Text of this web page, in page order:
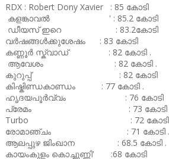
RDX : Robert Dony Xavier : 85 കോടി
കളങ്കാവൽ ' : 85.2 കോടി
ഡീയസ് ഇറെ : 83.2കോടി
വർഷങ്ങൾക്കുശേഷം : 83 കോടി
കണ്ണൂർ സ്ക്വാഡ് : 82 കോടി .
ആവേശം : 82 കോടി .
കുറുപ്പ് : 82 കോടി
കിഷ്കിണ്ഡകാണ്ഡം : 77 കോടി .
ഹൃദയപൂർവ്വം : 76 കോടി
പ്രേമം : 73 കോടി
Turbo : 72 കോടി
രോമാഞ്ചം : 71 കോടി .
ആലപ്പുഴ ജിംഖാന : 68.5 കോടി .
കായംകുളം കൊച്ചുണ്ണി' :68 കോടി